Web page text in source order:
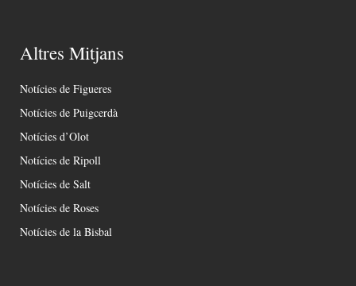
Altres Mitjans
Notícies de Figueres
Notícies de Puigcerdà
Notícies d’Olot
Notícies de Ripoll
Notícies de Salt
Notícies de Roses
Notícies de la Bisbal